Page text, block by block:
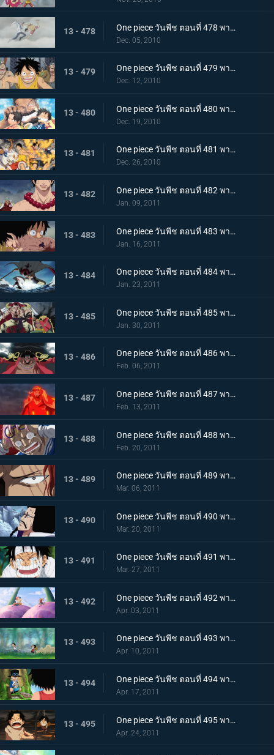
13 - 478 One piece วันพีช ตอนที่ 478 พากย์ไทย เพื่อคำสัญญา!! การปะทะของ ลูฟี่ กับ โคบี้
Dec. 05, 2010
13 - 479 One piece วันพีช ตอนที่ 479 พากย์ไทย แท่นประหารอยู่แค่เอื้อม! ทางไปหาเอสเปิดออกแล้ว!!
Dec. 12, 2010
13 - 480 One piece วันพีช ตอนที่ 480 พากย์ไทย บนเส้นทางที่แตกต่างกัน! ลูฟี่ ปะทะ การ์ป
Dec. 19, 2010
13 - 481 One piece วันพีช ตอนที่ 481 พากย์ไทย ช่วยเอสสำเร็จ!!! คำสั่งสุดท้ายของหนวดขาว!
Dec. 26, 2010
13 - 482 One piece วันพีช ตอนที่ 482 พากย์ไทย พลังที่แผดเผาได้แม้แต่ไฟ การไล่ล่าอย่างโหดเหี้ยมของอาคาอินุ
Jan. 09, 2011
13 - 483 One piece วันพีช ตอนที่ 483 พากย์ไทย ตามหาคำตอบ เอสหมัดอัคคีตายในสนามรบ
Jan. 16, 2011
13 - 484 One piece วันพีช ตอนที่ 484 พากย์ไทย ศูนย์ใหญ่พินาศ! ความโกรธของหนวดขาวที่ไร้ซึ่งคำพูดใดๆ!
Jan. 23, 2011
13 - 485 One piece วันพีช ตอนที่ 485 พากย์ไทย สะสางความแค้น หนวดขาว ปะทะ กลุ่มโจรสลัดหนวดดำ
Jan. 30, 2011
13 - 486 One piece วันพีช ตอนที่ 486 พากย์ไทย โชว์เริ่มเปิดม่าน! แผนร้ายของหนวดดำที่ถูกเปิดเผย!
Feb. 06, 2011
13 - 487 One piece วันพีช ตอนที่ 487 พากย์ไทย ทิฐิของอาคาอินุ! หมัดแม็กม่าที่พุ่งใส่ลูฟี่!
Feb. 13, 2011
13 - 488 One piece วันพีช ตอนที่ 488 พากย์ไทย เสียงร้องตะโกนสุดชีวิต! ชั่วขณะที่ความกล้าได้เปลี่ยนแปลงชะตากรรม!
Feb. 20, 2011
13 - 489 One piece วันพีช ตอนที่ 489 พากย์ไทย แซงคูสปรากฏตัว! จุดสิ้นสุดของมหาสงคราม
Mar. 06, 2011
13 - 490 One piece วันพีช ตอนที่ 490 พากย์ไทย เปิดศึกชิงอำนาจ! การเริ่มต้นของยุคสมัยใหม่!
Mar. 20, 2011
13 - 491 One piece วันพีช ตอนที่ 491 พากย์ไทย ขึ้นสู่เกาะสตรี ! ความจริงอันโหดร้ายที่โถมใส่ลูฟี่
Mar. 27, 2011
13 - 492 One piece วันพีช ตอนที่ 492 พากย์ไทย ตอนพิเศษ! ลูฟี่และโทริโกะ! เทียบท่า,เกาะนักชิม นักล่าอาหาร โทริโกะ ปรากฏตัว
Apr. 03, 2011
13 - 493 One piece วันพีช ตอนที่ 493 พากย์ไทย ลูฟี่กับเอส เรื่องราวการพบกันของพี่น้องทั้งสอง!
Apr. 10, 2011
13 - 494 One piece วันพีช ตอนที่ 494 พากย์ไทย ซาโบะปรากฏตัว! เด็กชายจากเกรย์ เทอร์มินอล
Apr. 17, 2011
13 - 495 One piece วันพีช ตอนที่ 495 พากย์ไทย ฉันจะไม่หนี! การช่วยเหลืออันแน่วแน่ของเอส
Apr. 24, 2011